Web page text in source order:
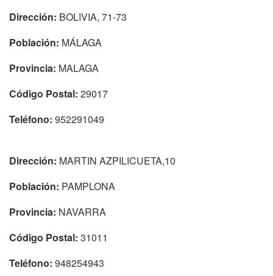
Dirección: BOLIVIA, 71-73
Población: MÁLAGA
Provincia: MALAGA
Código Postal: 29017
Teléfono: 952291049
Dirección: MARTIN AZPILICUETA,10
Población: PAMPLONA
Provincia: NAVARRA
Código Postal: 31011
Teléfono: 948254943